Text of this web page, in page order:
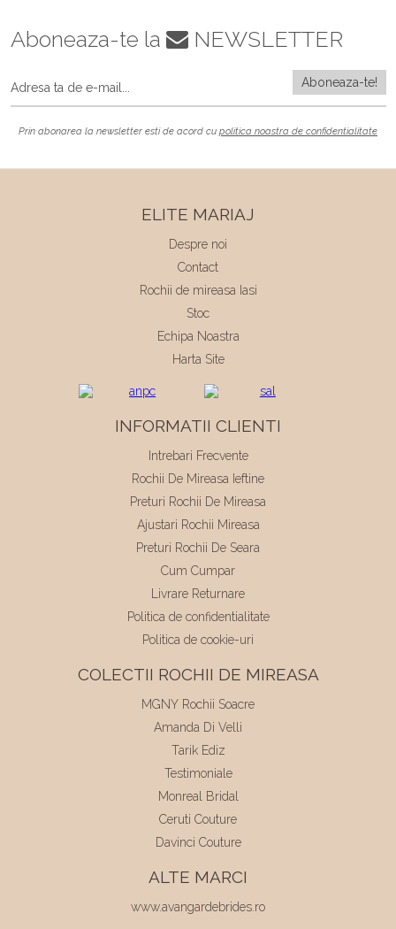
Aboneaza-te la NEWSLETTER
Prin abonarea la newsletter esti de acord cu politica noastra de confidentialitate
ELITE MARIAJ
Despre noi
Contact
Rochii de mireasa Iasi
Stoc
Echipa Noastra
Harta Site
INFORMATII CLIENTI
Intrebari Frecvente
Rochii De Mireasa Ieftine
Preturi Rochii De Mireasa
Ajustari Rochii Mireasa
Preturi Rochii De Seara
Cum Cumpar
Livrare Returnare
Politica de confidentialitate
Politica de cookie-uri
COLECTII ROCHII DE MIREASA
MGNY Rochii Soacre
Amanda Di Velli
Tarik Ediz
Testimoniale
Monreal Bridal
Ceruti Couture
Davinci Couture
ALTE MARCI
www.avangardebrides.ro